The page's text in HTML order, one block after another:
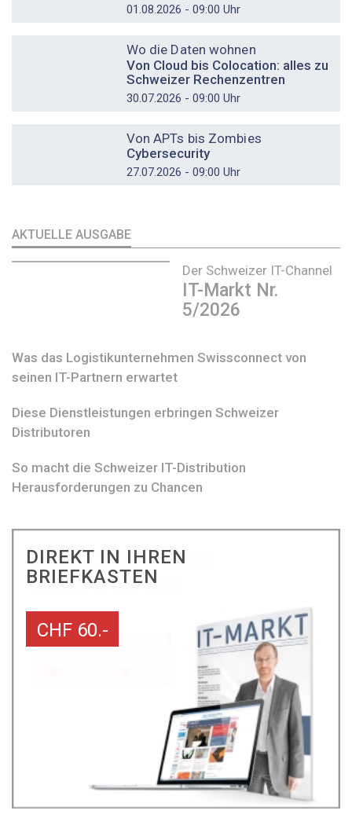
01.08.2026 - 09:00 Uhr
Wo die Daten wohnen
Von Cloud bis Colocation: alles zu
Schweizer Rechenzentren
30.07.2026 - 09:00 Uhr
Von APTs bis Zombies
Cybersecurity
27.07.2026 - 09:00 Uhr
AKTUELLE AUSGABE
Der Schweizer IT-Channel
IT-Markt Nr.
5/2026
Was das Logistikunternehmen Swissconnect von
seinen IT-Partnern erwartet
Diese Dienstleistungen erbringen Schweizer
Distributoren
So macht die Schweizer IT-Distribution
Herausforderungen zu Chancen
DIREKT IN IHREN
BRIEFKASTEN
CHF 60.-